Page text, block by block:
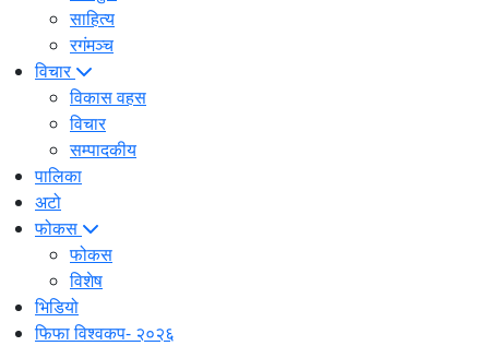
साहित्य
रगंमञ्च
विचार
विकास वहस
विचार
सम्पादकीय
पालिका
अटो
फोकस
फोकस
विशेष
भिडियो
फिफा विश्वकप- २०२६